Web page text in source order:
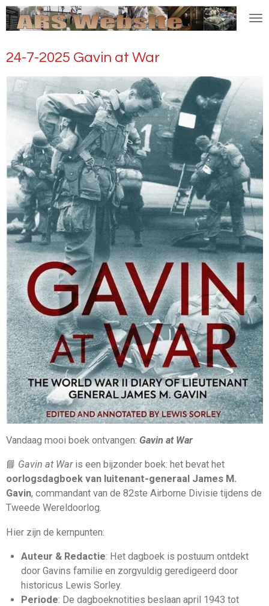
Ga
direct
de
24-7-2025 Gavin at War
Vandaag mooi boek ontvangen: Gavin at War
📘 Gavin at Waris een bijzonder boek: het bevat het
oorlogsdagboek van luitenant-generaal James M.
Gavin, commandant van de 82ste Airborne Divisie tijdens de
Tweede Wereldoorlog.
Hier zijn de kernpunten:
Auteur & Redactie: Het dagboek is postuum ontdekt
door Gavins familie en zorgvuldig geredigeerd door
historicus Lewis Sorley.
Periode: De dagboeknotities beslaan april 1943 tot